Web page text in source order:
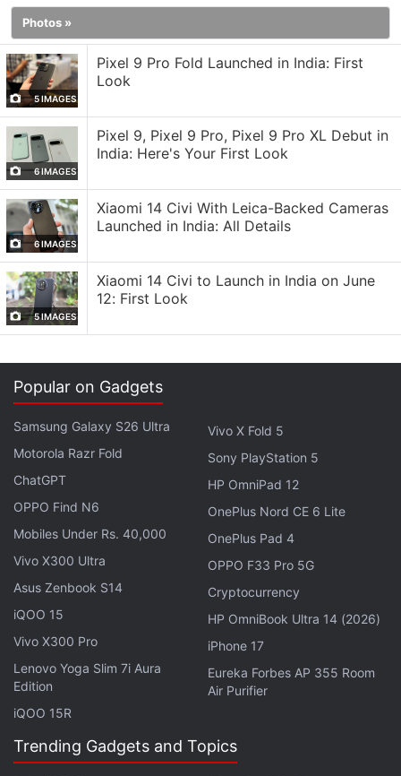
Les deux smartphones sont actuellement en vente
au Royaume-Uni ainsi que sur certains marchés
européens.
Xiaomi 17T, Xiaomi 17T Pro : Caractéristiques et
spécifications
Le modèle standard, le Xiaomi 17T, est doté d'un
écran AMOLED de 6,59 pouces affichant une
résolution 1,5K, un taux de rafraîchissement de 120
Hz, la prise en charge du HDR10+ et du Dolby
Vision, une couverture à 100 % de l'espace
colorimétrique DCI-P3 et une luminosité maximale
pouvant atteindre 3 500 nits. Le Xiaomi 17T Pro,
de 6,83 pouces, offrant un taux de rafraîchissement
pouvant atteindre 144 Hz.
Sous le capot, le 17T est propulsé par la puce
MediaTek Dimensity 8500 Ultra, associée aux puces
Surge T1 Plus et T1S de Xiaomi. Le smartphone
intègre également un système de refroidissement
3D Ice Loop ainsi que la prise en charge de l'« Astro
Communication », une technologie qui, selon Xiaomi,
permettrait d'assurer des communications hors ligne
sur des distances allant jusqu'à 1,3 kilomètre dans
certaines situations spécifiques. Le modèle Pro, de
son côté, embarque le SoC haut de gamme
MediaTek Dimensity 9500.
Les deux modèles de la série Xiaomi 17T disposent
d'un système photo complet signé Leica,
comprenant un téléobjectif périscopique de 50
Photos »
5 IMAGES
Pixel 9 Pro Fold Launched in India: First
Look
6 IMAGES
Pixel 9, Pixel 9 Pro, Pixel 9 Pro XL Debut in
India: Here's Your First Look
6 IMAGES
Xiaomi 14 Civi With Leica-Backed Cameras
Launched in India: All Details
5 IMAGES
Xiaomi 14 Civi to Launch in India on June
12: First Look
Popular on Gadgets
Samsung Galaxy S26 Ultra
Motorola Razr Fold
ChatGPT
OPPO Find N6
Mobiles Under Rs. 40,000
Vivo X300 Ultra
Asus Zenbook S14
iQOO 15
Vivo X300 Pro
Lenovo Yoga Slim 7i Aura
Edition
iQOO 15R
Vivo X Fold 5
Sony PlayStation 5
HP OmniPad 12
OnePlus Nord CE 6 Lite
OnePlus Pad 4
OPPO F33 Pro 5G
Cryptocurrency
HP OmniBook Ultra 14 (2026)
iPhone 17
Eureka Forbes AP 355 Room
Air Purifier
Trending Gadgets and Topics